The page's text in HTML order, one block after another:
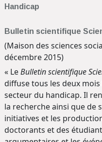
Handicap
Bulletin scientifique
(Maison des sciences
décembre 2015)
« LeBulletin scientifique
diffuse tous les deux
secteur du handicap. Il
la recherche ainsi que de
initiatives et les
doctorants et des